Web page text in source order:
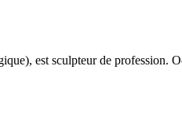
est sculpteur de profession.